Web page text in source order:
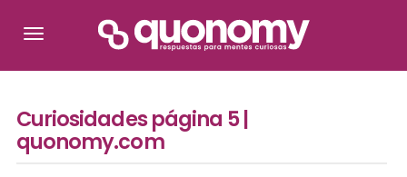
Curiosidades página 5 |
quonomy.com